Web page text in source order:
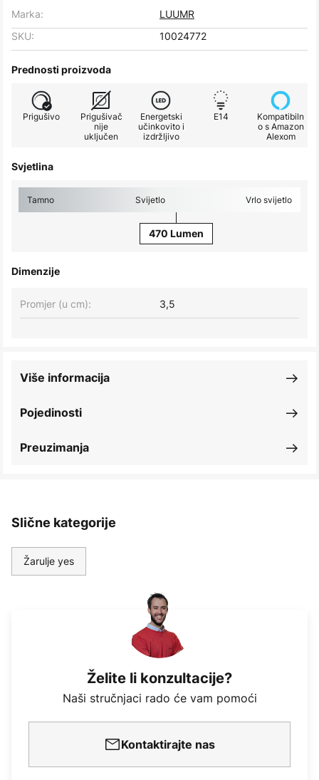
Marka:
LUUMR
SKU:
10024772
Prednosti proizvoda
Prigušivo
Prigušivač
nije
uključen
Energetski
učinkovito i
izdržljivo
E14
Kompatibiln
o s Amazon
Alexom
Svjetlina
Tamno Svijetlo Vrlo svijetlo
470 Lumen
Dimenzije
Promjer (u cm): 3,5
Pojedinosti
Više informacija
Preuzimanja
Slične kategorije
Žarulje yes
Želite li konzultacije?
Naši stručnjaci rado će vam pomoći
Kontaktirajte nas